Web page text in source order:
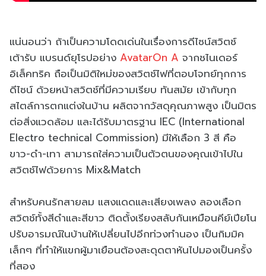
แน่นอนว่า ถ้าเป็นความโดดเด่นในเรื่องการดีไซน์สวิตช์
เต้ารับ แบรนด์ยุโรปอย่าง AvatarOn A จากชไนเดอร์
อิเล็คทริค ถือเป็นมิติใหม่ของสวิตช์ไฟที่ตอบโจทย์ทุกการ
ดีไซน์ ด้วยหน้าสวิตช์ที่มีความเรียบ ทันสมัย เข้ากับทุก
สไตล์การตกแต่งในบ้าน ผลิตจากวัสดุคุณภาพสูง เป็นมิตร
ต่อสิ่งแวดล้อม และได้รับมาตรฐาน IEC (International
Electro technical Commission) มีให้เลือก 3 สี คือ
ขาว-ดำ-เทา สามารถใส่ความเป็นตัวตนของคุณเข้าไปใน
สวิตช์ไฟด้วยการ Mix&Match
สำหรับคนรักสายลม แสงแดดและเสียงเพลง ลองเลือก
สวิตช์ทั้งสีดำและสีขาว ติดตั้งเรียงสลับกันเหมือนคีย์เปียโน
ปรับอารมณ์ในบ้านให้เปลี่ยนไปอีกท่วงทำนอง เป็นกิมมิค
เล็กๆ ที่ทำให้แขกผู้มาเยือนต้องสะดุดตาหันไปมองเป็นครั้ง
ที่สอง